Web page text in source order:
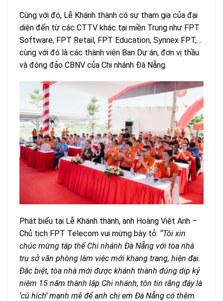
Cùng với đó, Lễ Khánh thành có sự tham gia của đại
diện đến từ các CTTV khác tại miền Trung như FPT
Software, FPT Retail, FPT Education, Synnex FPT,…
cùng với đó là các thành viên Ban Dự án, đơn vị thầu
và đông đảo CBNV của Chi nhánh Đà Nẵng.
Phát biểu tại Lễ Khánh thành, anh Hoàng Việt Anh –
Chủ tịch FPT Telecom vui mừng bày tỏ: “Tôi xin
chúc mừng tập thể Chi nhánh Đà Nẵng với tòa nhà
trụ sở văn phòng làm việc mới khang trang, hiện đại.
Đặc biệt, tòa nhà mới được khánh thành đúng dịp kỷ
niệm 15 năm thành lập Chi nhánh, tôn tin rằng đây là
‘cú hích’ mạnh mẽ để anh chị em Đà Nẵng có thêm